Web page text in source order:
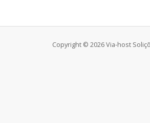
Copyright © 2026 Via-host